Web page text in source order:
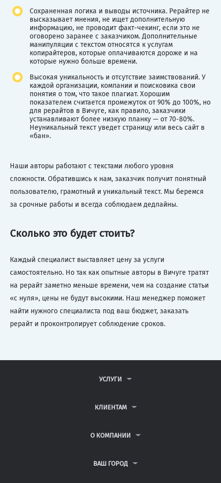
Сохраненная логика и выводы источника. Рерайтер не
высказывает мнения, не ищет дополнительную
информацию, не проводит факт-чекинг, если это не
оговорено заранее с заказчиком. Дополнительные
манипуляции с текстом относятся к услугам
копирайтеров, которые оплачиваются дороже и на
которые нужно больше времени.
Высокая уникальность и отсутствие заимствований. У
каждой организации, компании и поисковика свои
понятия о том, что такое плагиат. Хорошим
показателем считается промежуток от 90% до 100%, но
для рерайтов в Вичуге, как правило, заказчики
устанавливают более низкую планку — от 70-80%.
Неуникальный текст уведет страницу или весь сайт в
«бан».
Наши авторы работают с текстами любого уровня
сложности. Обратившись к нам, заказчик получит понятный
пользователю, грамотный и уникальный текст. Мы беремся
за срочные работы и всегда соблюдаем дедлайны.
Сколько это будет стоить?
Каждый специалист выставляет цену за услуги
самостоятельно. Но так как опытные авторы в Вичуге тратят
на рерайт заметно меньше времени, чем на создание статьи
«с нуля», цены не будут высокими. Наш менеджер поможет
найти нужного специалиста под ваш бюджет, заказать
рерайт и проконтролирует соблюдение сроков.
УСЛУГИ
ДИПЛОМНЫЕ РАБОТЫ
РЕФЕРАТЫ
КЛИЕНТАМ
ВОПРОСЫ И ОТВЕТЫ
ПОЛИТИКА КОНФИДЕНЦИАЛЬНОСТИ
О КОМПАНИИ
КОНТАКТЫ
ВАШ ГОРОД